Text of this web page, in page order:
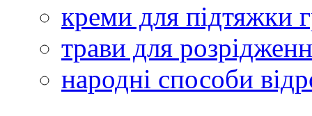
креми для підтяжки
трави для
народні способи